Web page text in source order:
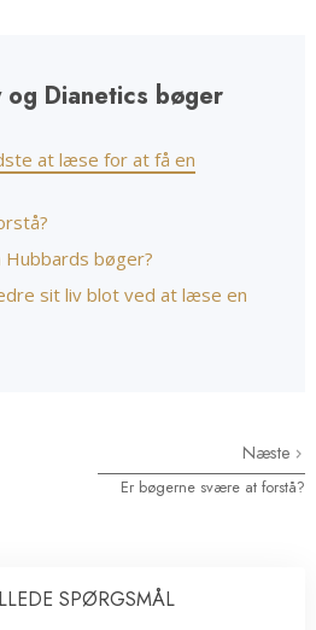
og Dianetics bøger
at læse for at få en
Hubbards bøger?
sit liv blot ved at læse en
Næste
Er bøgerne svære at forstå?
SPØRGSMÅL